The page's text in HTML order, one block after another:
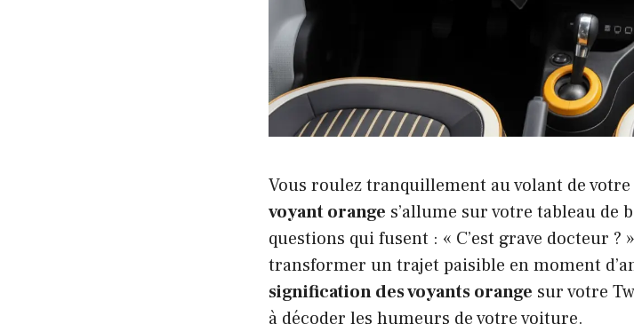
Vous roulez tranquillement au volant de votre
voyant orange s’allume sur votre tableau de
questions qui fusent : « C’est grave docteur
transformer un trajet paisible en moment
signification des voyants orange sur votre
à décoder les humeurs de votre voiture.